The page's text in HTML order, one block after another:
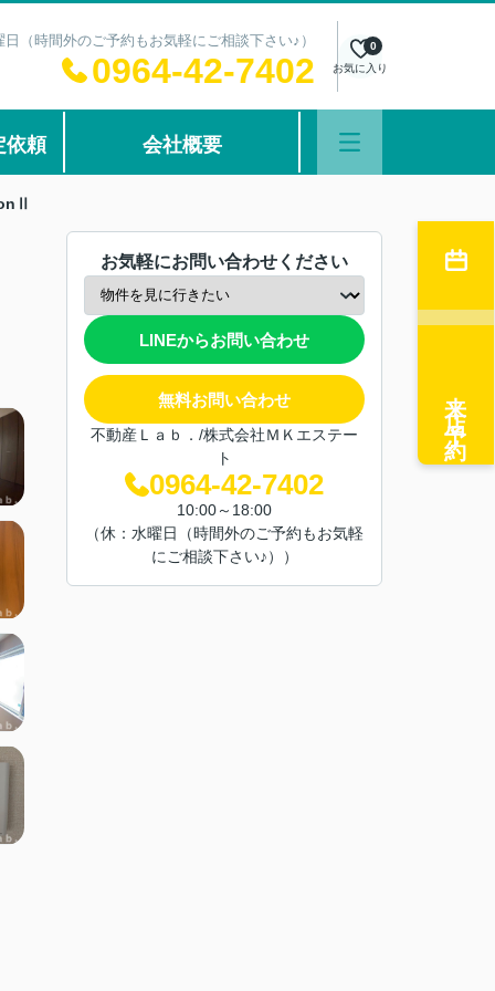
（時間外のご予約もお気軽にご相談下さい♪）
0964-42-7402 お気に入り
0
依頼 会社概要
お気軽にお問い合わせください
LINEからお問い合わせ
無料お問い合わせ
不動産Ｌａｂ．/株式会社ＭＫエステー
ト
0964-42-7402
10:00～18:00
（休：水曜日（時間外のご予約もお気軽
にご相談下さい♪））
来店予約